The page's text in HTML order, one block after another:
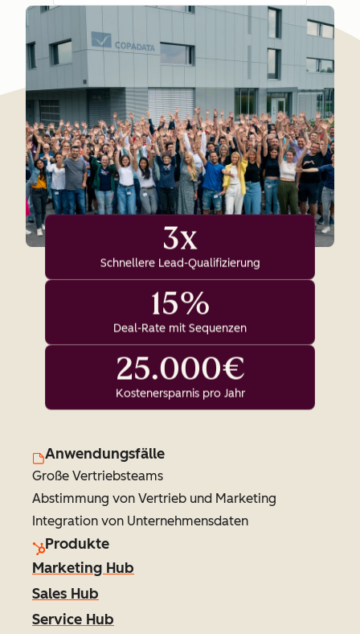
3x
Schnellere Lead-Qualifizierung
15%
Deal-Rate mit Sequenzen
25.000€
Kostenersparnis pro Jahr
Anwendungsfälle
Große Vertriebsteams
Abstimmung von Vertrieb und Marketing
Integration von Unternehmensdaten
Produkte
Marketing Hub
Sales Hub
Service Hub